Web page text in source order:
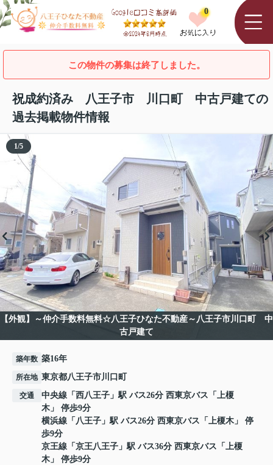
0
この物件の募集は終了しました。
祝成約済み 八王子市 川口町 中古戸建ての
過去掲載物件情報
【外観】～仲介手数料無料☆八王子ひなた不動産～八王子市川口町 中
古戸建て
1/5
築年数 築16年
所在地 東京都八王子市川口町
交通 中央線 「 西八王子 」駅 バス26分 西東京バス「上榎
木」 停歩9分
横浜線 「 八王子 」駅 バス26分 西東京バス「上榎木」 停
歩9分
京王線 「 京王八王子 」駅 バス36分 西東京バス「上榎
木」 停歩9分